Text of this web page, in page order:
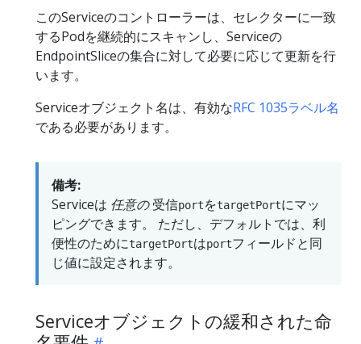
このServiceのコントローラーは、セレクターに一致
するPodを継続的にスキャンし、Serviceの
EndpointSliceの集合に対して必要に応じて更新を行
います。
Serviceオブジェクト名は、有効なRFC 1035ラベル名
である必要があります。
備考:
Serviceは 任意の受信portをtargetPortにマッ
ピングできます。 ただし、デフォルトでは、利
便性のためにtargetPortはportフィールドと同
じ値に設定されます。
Serviceオブジェクトの緩和された命